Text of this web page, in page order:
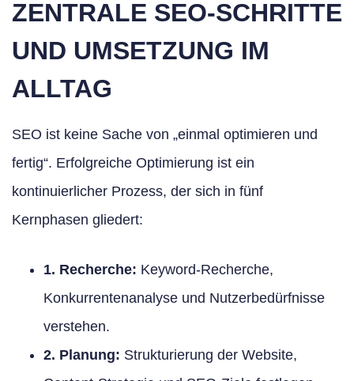
ZENTRALE SEO-SCHRITTE
UND UMSETZUNG IM
ALLTAG
SEO ist keine Sache von „einmal optimieren und
fertig“. Erfolgreiche Optimierung ist ein
kontinuierlicher Prozess, der sich in fünf
Kernphasen gliedert:
1. Recherche: Keyword-Recherche,
Konkurrentenanalyse und Nutzerbedürfnisse
verstehen.
2. Planung: Strukturierung der Website,